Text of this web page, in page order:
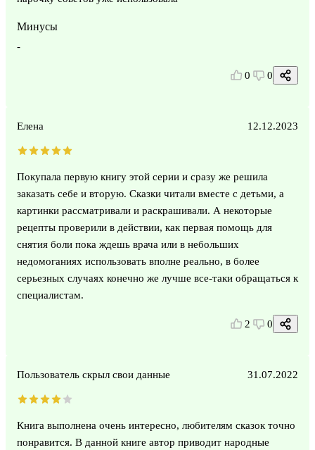
Минусы
-
0 0
Елена 12.12.2023
Покупала первую книгу этой серии и сразу же решила
заказать себе и вторую. Сказки читали вместе с детьми, а
картинки рассматривали и раскрашивали. А некоторые
рецепты проверили в действии, как первая помощь для
снятия боли пока ждешь врача или в небольших
недомоганиях использовать вполне реально, в более
серьезных случаях конечно же лучше все-таки обращаться к
специалистам.
2 0
Пользователь скрыл свои данные 31.07.2022
Книга выполнена очень интересно, любителям сказок точно
понравится. В данной книге автор приводит народные